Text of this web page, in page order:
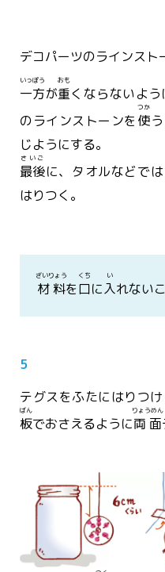
デコパーツのラインスト
一方
いっぽう
が重
おも
くならないよう
のラインストーンを 使
つか
じようにする。
最後
さいご
に、タオルなどで
はりつく。
材料
ざいりょう
を口
くち
に入
い
れないこ
5
テグスをふたにはりつけ
板
ばん
でおさえるように両面
りょうめん